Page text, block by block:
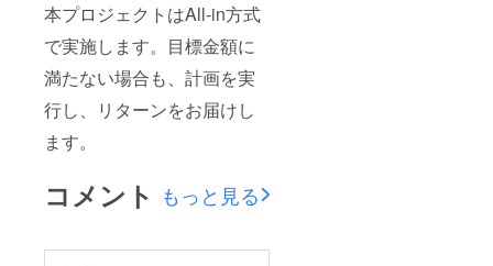
本プロジェクトはAll-in方式
で実施します。目標金額に
満たない場合も、計画を実
行し、リターンをお届けし
ます。
コメント もっと見る